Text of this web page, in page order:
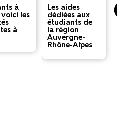
à
voici les
à
Les aides
dédiées aux
étudiants de
la région
Auvergne-
Rhône-Alpes